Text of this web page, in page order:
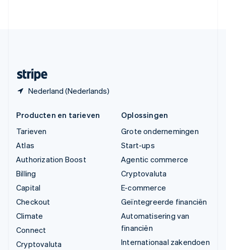
Nederland (Nederlands)
Producten en tarieven
Tarieven
Atlas
Authorization Boost
Billing
Capital
Checkout
Climate
Connect
Cryptovaluta
Oplossingen
Grote ondernemingen
Start-ups
Agentic commerce
Cryptovaluta
E-commerce
Geïntegreerde financiën
Automatisering van
financiën
Internationaal zakendoen